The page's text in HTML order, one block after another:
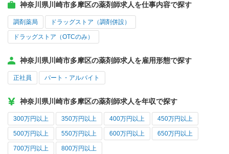
神奈川県川崎市多摩区の薬剤師求人を仕事内容で探す
調剤薬局 ドラッグストア（調剤併設）
ドラッグストア（OTCのみ）
神奈川県川崎市多摩区の薬剤師求人を雇用形態で探す
正社員 パート・アルバイト
神奈川県川崎市多摩区の薬剤師求人を年収で探す
300万円以上 350万円以上 400万円以上 450万円以上
500万円以上 550万円以上 600万円以上 650万円以上
700万円以上 800万円以上